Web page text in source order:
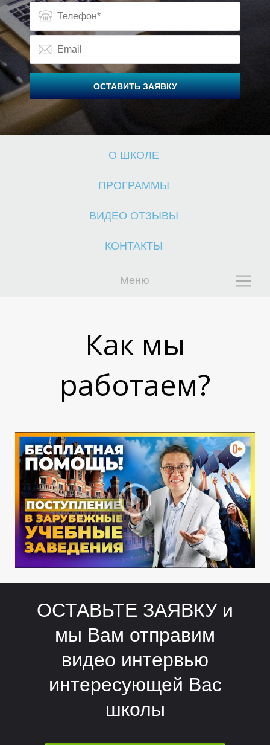
В
И
Д
ОСТАВИТЬ ЗАЯВКУ
О ШКОЛЕ
ПРОГРАММЫ
ВИДЕО ОТЗЫВЫ
КОНТАКТЫ
Меню
В
И
Д
Как мы
работаем?
ОСТАВЬТЕ ЗАЯВКУ и
мы Вам отправим
видео интервью
интересующей Вас
школы